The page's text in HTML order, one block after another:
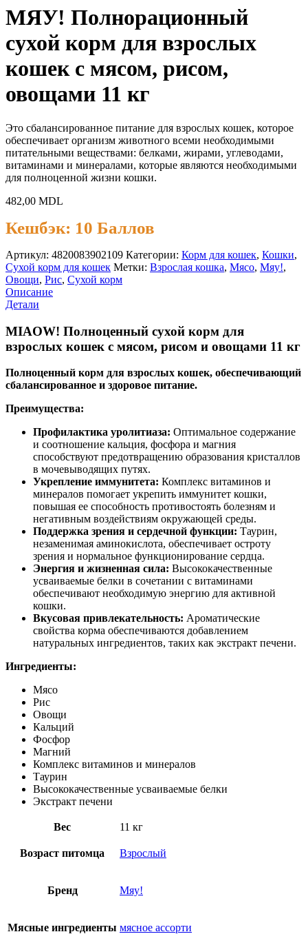
МЯУ! Полнорационный
сухой корм для взрослых
кошек с мясом, рисом,
овощами 11 кг
Это сбалансированное питание для взрослых кошек, которое
обеспечивает организм животного всеми необходимыми
питательными веществами: белками, жирами, углеводами,
витаминами и минералами, которые являются необходимыми
для полноценной жизни кошки.
482,00 MDL
Кешбэк: 10 Баллов
Артикул: 4820083902109 Категории: Корм для кошек, Кошки,
Сухой корм для кошек Метки: Взрослая кошка, Мясо, Мяу!,
Овощи, Рис, Сухой корм
Описание
Детали
MIAOW! Полноценный сухой корм для
взрослых кошек с мясом, рисом и овощами 11 кг
Полноценный корм для взрослых кошек, обеспечивающий
сбалансированное и здоровое питание.
Преимущества:
Профилактика уролитиаза: Оптимальное содержание
и соотношение кальция, фосфора и магния
способствуют предотвращению образования кристаллов
в мочевыводящих путях.
Укрепление иммунитета: Комплекс витаминов и
минералов помогает укрепить иммунитет кошки,
повышая ее способность противостоять болезням и
негативным воздействиям окружающей среды.
Поддержка зрения и сердечной функции: Таурин,
незаменимая аминокислота, обеспечивает остроту
зрения и нормальное функционирование сердца.
Энергия и жизненная сила: Высококачественные
усваиваемые белки в сочетании с витаминами
обеспечивают необходимую энергию для активной
кошки.
Вкусовая привлекательность: Ароматические
свойства корма обеспечиваются добавлением
натуральных ингредиентов, таких как экстракт печени.
Ингредиенты:
Мясо
Рис
Овощи
Кальций
Фосфор
Магний
Комплекс витаминов и минералов
Таурин
Высококачественные усваиваемые белки
Экстракт печени
Вес 11 кг
Возраст питомца Взрослый
Бренд Мяу!
Мясные ингредиенты мясное ассорти